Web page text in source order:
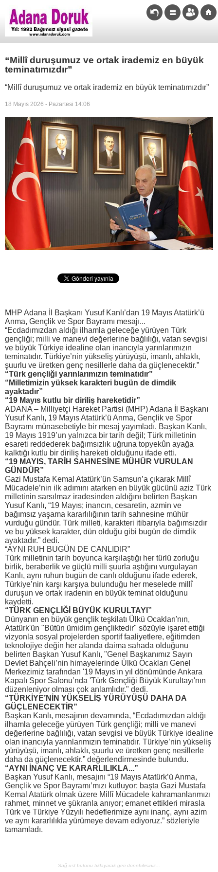
“Millî duruşumuz ve ortak irademiz en büyük
teminatımızdır”
“Millî duruşumuz ve ortak irademiz en büyük teminatımızdır”
18 Mayıs 2026 - Pazartesi 14:06
MHP Adana İl Başkanı Yusuf Kanlı’dan 19 Mayıs Atatürk’ü
Anma, Gençlik ve Spor Bayramı mesajı...
“Ecdadımızdan aldığı ilhamla geleceğe yürüyen Türk
gençliği; milli ve manevi değerlerine bağlılığı, vatan sevgisi
ve büyük Türkiye idealine olan inancıyla yarınlarımızın
teminatıdır. Türkiye’nin yükseliş yürüyüşü, imanlı, ahlaklı,
şuurlu ve üretken genç nesillerle daha da güçlenecektir.”
“Türk gençliği yarınlarımızın teminatıdır”
“Milletimizin yüksek karakteri bugün de dimdik
ayaktadır”
“19 Mayıs kutlu bir diriliş hareketidir”
ADANA – Milliyetçi Hareket Partisi (MHP) Adana İl Başkanı
Yusuf Kanlı, 19 Mayıs Atatürk’ü Anma, Gençlik ve Spor
Bayramı münasebetiyle bir mesaj yayımladı. Başkan Kanlı,
19 Mayıs 1919’un yalnızca bir tarih değil; Türk milletinin
esareti reddederek bağımsızlık uğruna topyekûn ayağa
kalktığı kutlu bir diriliş hareketi olduğunu ifade etti.
“19 MAYIS, TARİH SAHNESİNE MÜHÜR VURULAN
GÜNDÜR”
Gazi Mustafa Kemal Atatürk’ün Samsun’a çıkarak Millî
Mücadele’nin ilk adımını atarken en büyük gücünü aziz Türk
milletinin sarsılmaz iradesinden aldığını belirten Başkan
Yusuf Kanlı, “19 Mayıs; inancın, cesaretin, azmin ve
bağımsız yaşama kararlılığının tarih sahnesine mühür
vurduğu gündür. Türk milleti, karakteri itibarıyla bağımsızdır
ve bu yüksek karakter, dün olduğu gibi bugün de dimdik
ayaktadır.” dedi.
“AYNI RUH BUGÜN DE CANLIDIR”
Türk milletinin tarih boyunca karşılaştığı her türlü zorluğu
birlik, beraberlik ve güçlü milli şuurla aştığını vurgulayan
Kanlı, aynı ruhun bugün de canlı olduğunu ifade ederek,
Türkiye’nin karşı karşıya bulunduğu her meselede millî
duruşun ve ortak iradenin en büyük teminat olduğunu
kaydetti.
“TÜRK GENÇLİĞİ BÜYÜK KURULTAYI”
Dünyanın en büyük gençlik teşkilatı Ülkü Ocakları'nın,
Atatürk'ün "Bütün ümidim gençliktedir" sözüyle işaret ettiği
vizyonla sosyal projelerden sportif faaliyetlere, eğitimden
teknolojiye değin her alanda daima sahada olduğunu
belirten Başkan Yusuf Kanlı, "Genel Başkanımız Sayın
Devlet Bahçeli’nin himayelerinde Ülkü Ocakları Genel
Merkezimiz tarafından '19 Mayıs'ın yıl dönümünde Ankara
Kapalı Spor Salonu’nda 'Türk Gençliği Büyük Kurultayı'nın
düzenleniyor olması çok anlamlıdır." dedi.
“TÜRKİYE’NİN YÜKSELİŞ YÜRÜYÜŞÜ DAHA DA
GÜÇLENECEKTİR”
Başkan Kanlı, mesajının devamında, “Ecdadımızdan aldığı
ilhamla geleceğe yürüyen Türk gençliği; milli ve manevi
değerlerine bağlılığı, vatan sevgisi ve büyük Türkiye idealine
olan inancıyla yarınlarımızın teminatıdır. Türkiye’nin yükseliş
yürüyüşü, imanlı, ahlaklı, şuurlu ve üretken genç nesillerle
daha da güçlenecektir.” değerlendirmesinde bulundu.
“AYNI İNANÇ VE KARARLILIKLA...”
Başkan Yusuf Kanlı, mesajını “19 Mayıs Atatürk’ü Anma,
Gençlik ve Spor Bayramı’mızı kutluyor; başta Gazi Mustafa
Kemal Atatürk olmak üzere Millî Mücadele kahramanlarımızı
rahmet, minnet ve şükranla anıyor; emanet ettikleri mirasla
Türk ve Türkiye Yüzyılı hedeflerimize aynı inanç, aynı azim
ve aynı kararlılıkla yürümeye devam ediyoruz.” sözleriyle
tamamladı.
Sağ üst butonu tıklayarak geri dönebilirsiniz...